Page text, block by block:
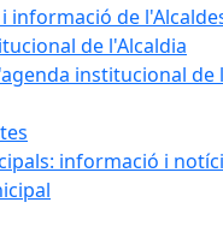
informació de
de l'Alcaldia
institucional de
informació i